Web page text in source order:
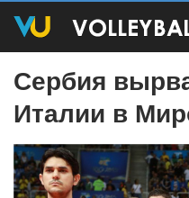
Сербия
Италии в